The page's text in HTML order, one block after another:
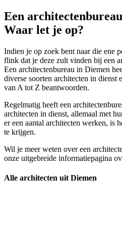
Een
Waar let je op?
Indien je op zoek bent naar die ene
flink dat je deze zult vinden bij een
Een architectenbureau in Diemen
diverse soorten architecten in dienst
van A tot Z beantwoorden.
Regelmatig heeft een
architecten in dienst, allemaal met
er een aantal architecten werken, is
te krijgen.
Wil je meer weten over een
onze uitgebreide informatiepagina
Alle architecten uit Diemen